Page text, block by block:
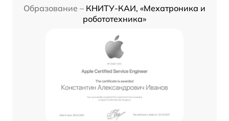
Образование – КНИТУ-КАИ, «Мехатроника и
робототехника»